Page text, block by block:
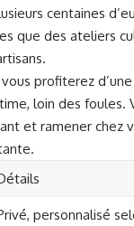
centaines
que des ateliers
profiterez
loin des foules.
et ramener chez
personnalisé